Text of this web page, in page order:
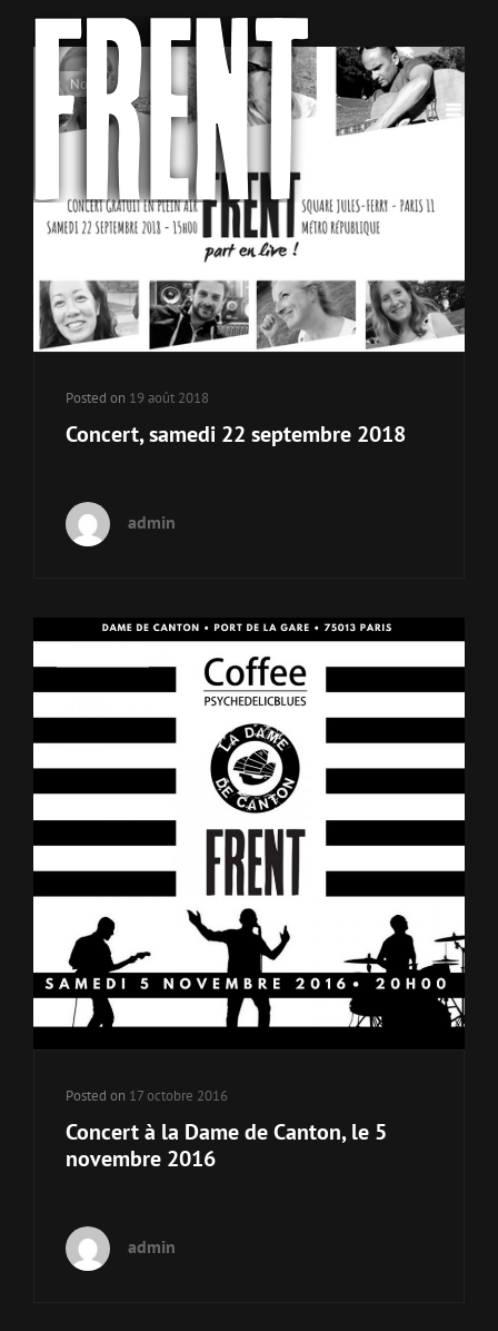
Cat
Links
Non classé
Posted on 19 août 2018
Concert, samedi 22 septembre 2018
admin
Posted on 17 octobre 2016
Concert à la Dame de Canton, le 5
novembre 2016
admin